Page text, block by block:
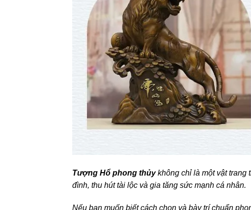
Tượng Hổ phong thủykhông chỉ là một vật trang
đình, thu hút tài lộc và gia tăng sức mạnh cá nhân.
Nếu bạn muốn biết cách chọn và bày trí chuẩn